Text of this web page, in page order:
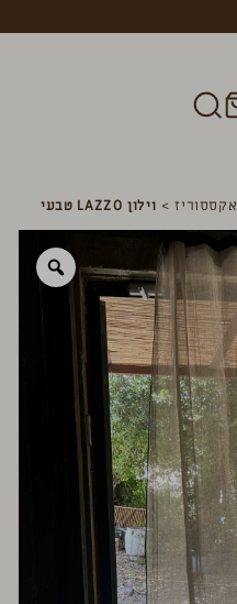
אקססוריז> וילון LAZZO טבעי